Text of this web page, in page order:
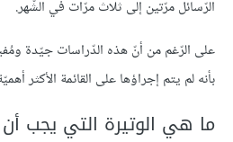
الرّسائل مرّتين إلى ثلاث مرّات في الشّهر.
على الرّغم من أنّ هذه الدّراسات جيّدة
بأنه لم يتم إجراؤها على القائمة الأكثر
ما هي الوتيرة التي يجب